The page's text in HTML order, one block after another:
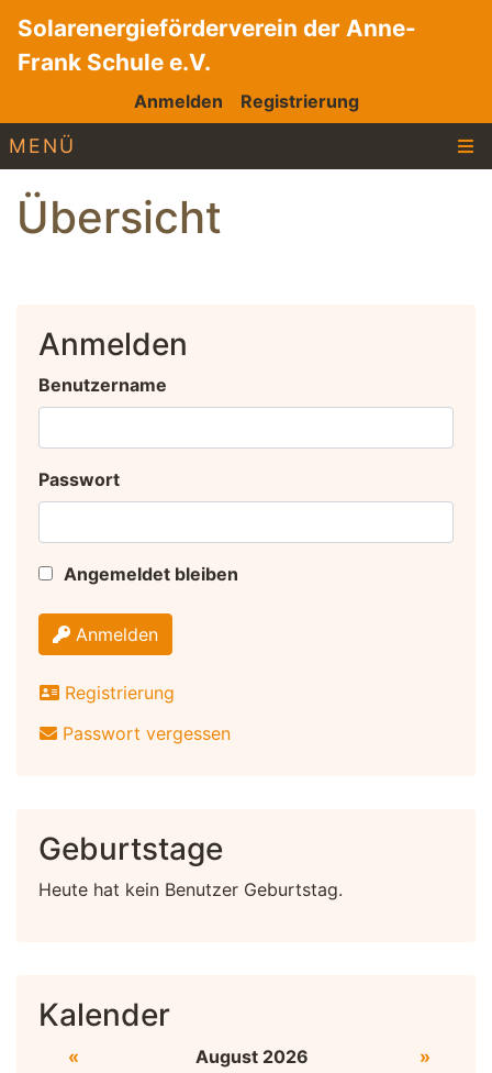
Solarenergieförderverein der Anne-
Frank Schule e.V.
Anmelden Registrierung
MENÜ
Übersicht
Anmelden
Benutzername
Passwort
Angemeldet bleiben
Anmelden
Registrierung
Passwort vergessen
Geburtstage
Heute hat kein Benutzer Geburtstag.
Kalender
« August 2026
»